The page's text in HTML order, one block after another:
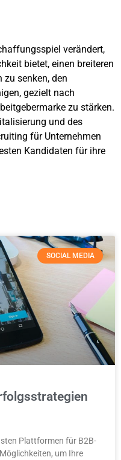
verändert,
bietet, einen breiteren
zu senken, den
gezielt nach
zu stärken.
und des
für Unternehmen
Kandidaten für ihre
SOCIAL MEDIA
Plattformen für B2B-
um Ihre